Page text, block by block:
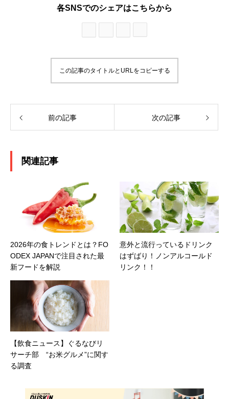
各SNSでのシェアはこちらから
この記事のタイトルとURLをコピーする
前の記事 次の記事
関連記事
2026年の食トレンドとは？FO
ODEX JAPANで注目された最
新フードを解説
意外と流行っているドリンク
はずばり！ノンアルコールド
リンク！！
【飲食ニュース】ぐるなびリ
サーチ部 “お米グルメ”に関す
る調査